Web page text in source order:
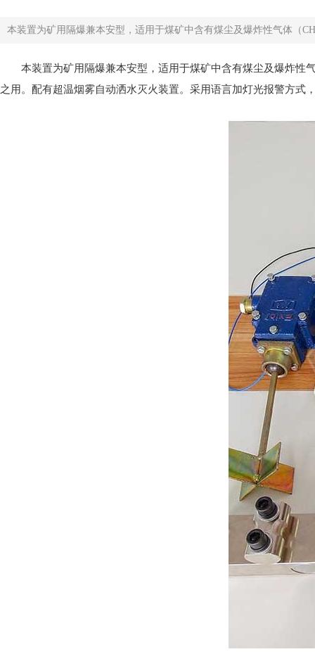
本装置为矿用隔爆兼本安型，适用于煤矿中含有煤尘及爆炸性气体（
本装置为矿用隔爆兼本安型，适用于煤矿中含有煤尘及爆炸性
之用。配有超温烟雾自动洒水灭火装置。采用语言加灯光报警方式